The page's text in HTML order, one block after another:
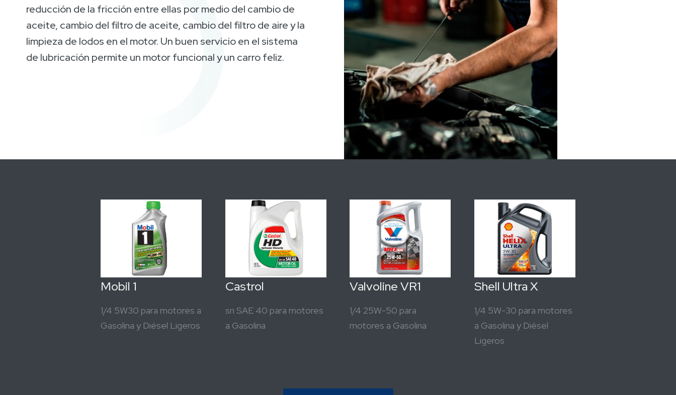
reducción de la fricción entre ellas por medio del cambio de
aceite, cambio del filtro de aceite, cambio del filtro de aire y la
limpieza de lodos en el motor. Un buen servicio en el sistema
de lubricación permite un motor funcional y un carro feliz.
Mobil 1
1/4 5W30 para motores a
Gasolina y Diésel Ligeros
Castrol
sn SAE 40 para motores
a Gasolina
Valvoline VR1
1/4 25W-50 para
motores a Gasolina
Shell Ultra X
1/4 5W-30 para motores
a Gasolina y Diésel
Ligeros